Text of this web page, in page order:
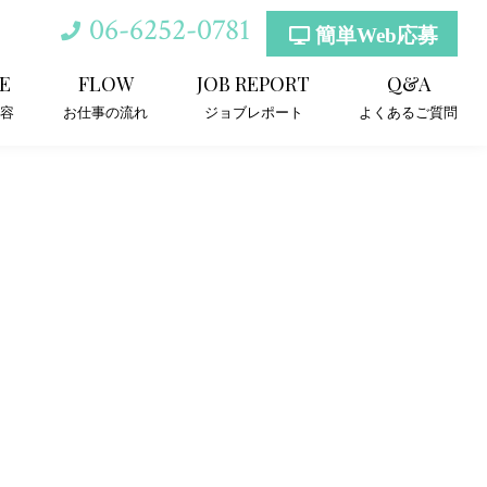
06-6252-0781 簡単Web応募
FLOW
お仕事の流れ
JOB REPORT
ジョブレポート
Q&A
よくあるご質問